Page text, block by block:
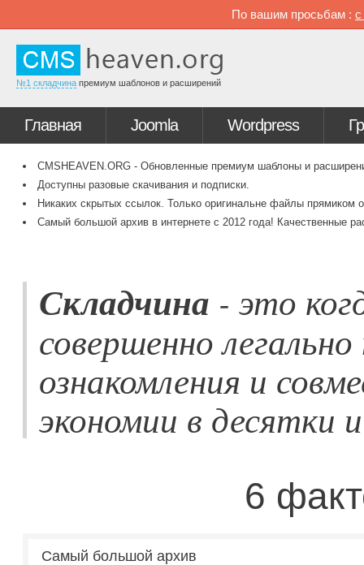
По вашим просьбам : с
№1 складчина премиум шаблонов и расширений
Главная Joomla Wordpress
CMSHEAVEN.ORG - Обновленные премиум шаблоны и
Доступны разовые скачивания и подписки.
Никаких скрытых ссылок. Только оригинальне файлы прямиком
Самый большой архив в интернете с 2012 года! Качественные
Складчина - это
совершенно
ознакомления и
экономии в десятки
6
Самый большой архив